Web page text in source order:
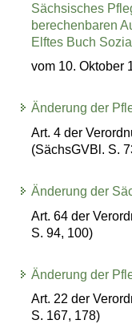
Sächsisches
berechenbaren
Elftes Buch
vom 10. Oktober
Änderung der
Art. 4 der
(SächsGVBl. S.
Änderung der
Art. 64 der
S. 94, 100)
Änderung der
Art. 22 der
S. 167, 178)